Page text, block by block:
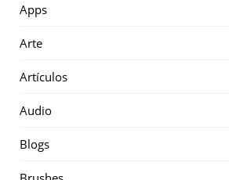
Apps
Arte
Artículos
Audio
Blogs